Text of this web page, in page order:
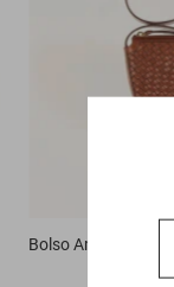
Bolso Amo